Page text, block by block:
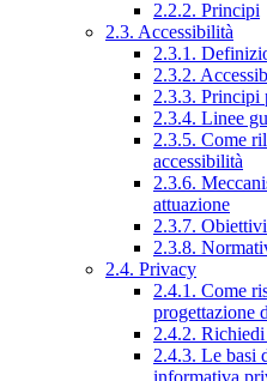
2.2.2. Principi
2.3. Accessibilità
2.3.1.
2.3.2.
2.3.3. Principi
2.3.4. Linee
2.3.5. Come
accessibilità
2.3.6.
attuazione
2.3.7.
2.3.8.
2.4. Privacy
2.4.1. Come
progettazione
2.4.2. Richiedi
2.4.3. Le basi
informativa